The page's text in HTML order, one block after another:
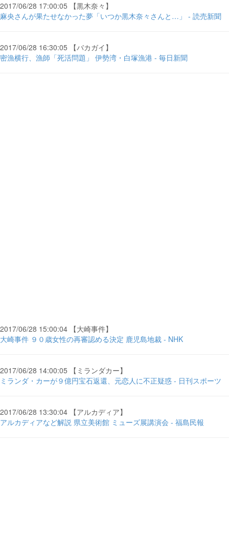
2017/06/28 17:00:05 【黒木奈々】
麻央さんが果たせなかった夢「いつか黒木奈々さんと…」 - 読売新聞
2017/06/28 16:30:05 【バカガイ】
密漁横行、漁師「死活問題」 伊勢湾・白塚漁港 - 毎日新聞
2017/06/28 15:00:04 【大崎事件】
大崎事件 ９０歳女性の再審認める決定 鹿児島地裁 - NHK
2017/06/28 14:00:05 【ミランダカー】
ミランダ・カーが９億円宝石返還、元恋人に不正疑惑 - 日刊スポーツ
2017/06/28 13:30:04 【アルカディア】
アルカディアなど解説 県立美術館 ミューズ展講演会 - 福島民報